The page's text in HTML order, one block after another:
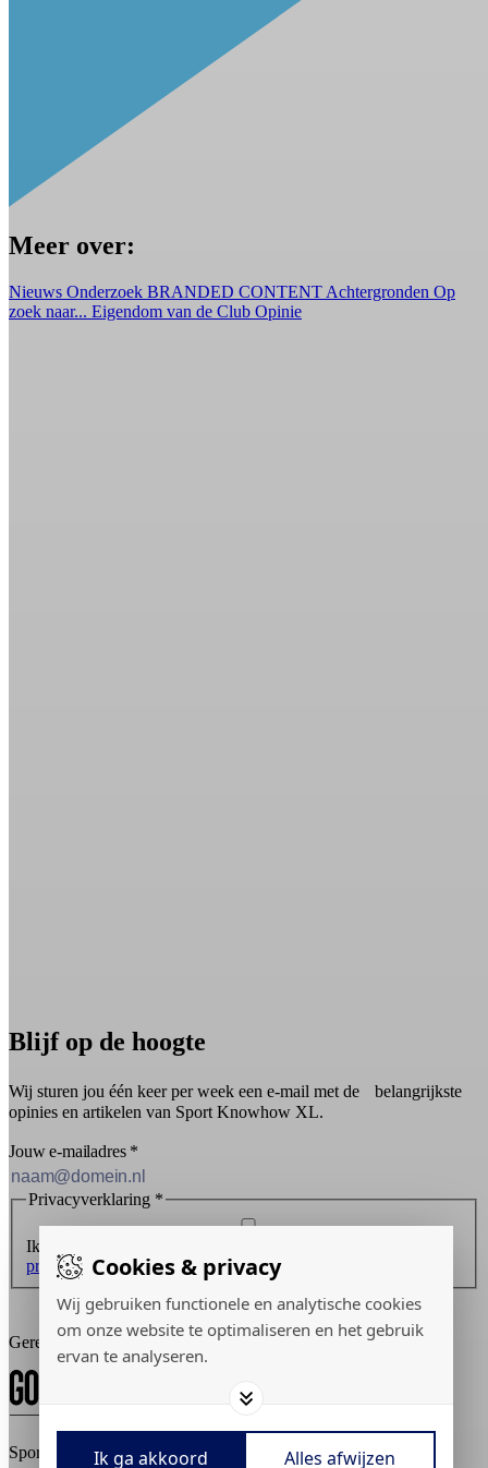
Cookies & privacy
Wij gebruiken functionele en analytische cookies
om onze website te optimaliseren en het gebruik
ervan te analyseren.
Ik ga akkoord Alles afwijzen
Meer over:
Nieuws Onderzoek BRANDED CONTENT Achtergronden Op
zoek naar... Eigendom van de Club Opinie
Blijf op de hoogte
Wij sturen jou één keer per week een e-mail met de belangrijkste
opinies en artikelen van Sport Knowhow XL.
Jouw e-mailadres *
Privacyverklaring *
Ik ontvang graag de nieuwsbrief en ga akkoord met de
privacyverklaring.
Inschrijven
Gerealiseerd door:
Sport Knowhow XL © 2026